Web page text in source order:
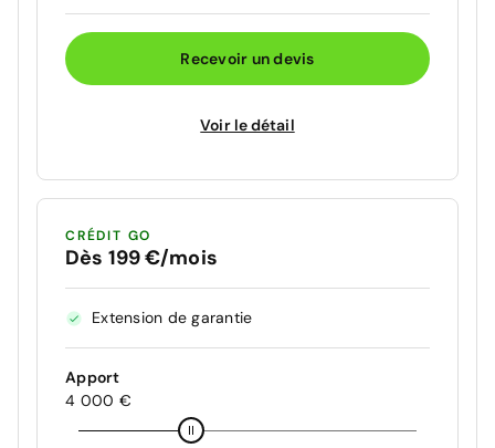
Recevoir un devis
Voir le détail
CRÉDIT GO
Dès 199 €/mois
Extension de garantie
Apport
4 000 €